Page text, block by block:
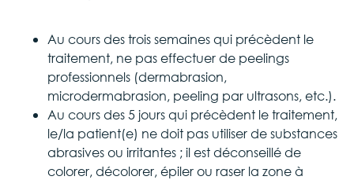
Au cours des trois semaines qui précèdent le
traitement, ne pas effectuer de peelings
professionnels (dermabrasion,
microdermabrasion, peeling par ultrasons, etc.).
Au cours des 5 jours qui précèdent le traitement,
le/la patient(e) ne doit pas utiliser de substances
abrasives ou irritantes ; il est déconseillé de
colorer, décolorer, épiler ou raser la zone à